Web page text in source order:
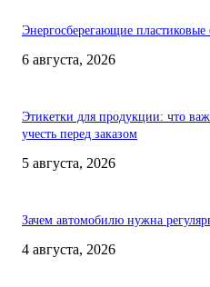
Энергосберегающие
6 августа, 2026
Этикетки для продукции: что
учесть перед заказом
5 августа, 2026
Зачем автомобилю нужна
4 августа, 2026